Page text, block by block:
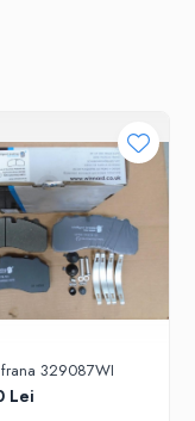
frana 329087WI
Lei